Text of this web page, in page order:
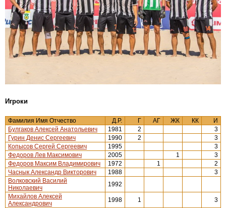
Игроки
Фамилия Имя Отчество Д.Р. Г АГ ЖК КК
И
Булгаков Алексей Анатольевич
1981 2
3
Гурин Денис Сергеевич
1990 2
3
Копысов Сергей Сергеевич
1995
3
Федоров Лев Максимович
2005 1
3
Федоров Максим Владимирович
1972 1
2
Часнык Александр Викторович
1988
3
Волковский Василий
Николаевич
1992
Михайлов Алексей
Александрович
1998 1
3